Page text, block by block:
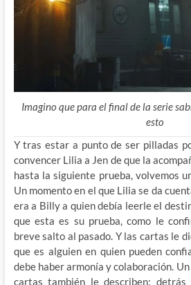
Imagino que para el final de la serie
esto
Y tras estar a punto de ser pilladas
convencer Lilia a Jen de que la
hasta la siguiente prueba, volvemos
Un momento en el que Lilia se da
era a Billy a quien debía leerle el
que esta es su prueba, como le
breve salto al pasado. Y las cartas le
que es alguien en quien pueden
debe haber armonía y colaboración.
cartas también le describen;